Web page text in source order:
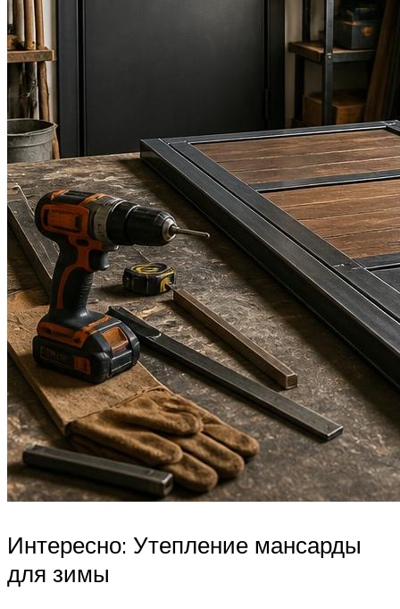
Интересно: Утепление мансарды
для зимы